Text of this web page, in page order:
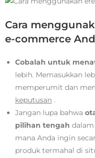
Cara
e-commerce
Cobalah untuk
lebih. Memasukkan
memperumit dan
keputusan .
Jangan lupa bahwa
pilihan tengah dalam
mana Anda ingin
produk termahal di